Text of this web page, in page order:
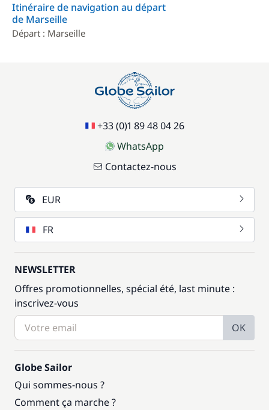
Itinéraire de navigation au départ
de Marseille
Départ : Marseille
+33 (0)1 89 48 04 26
WhatsApp
Contactez-nous
EUR
FR
NEWSLETTER
Offres promotionnelles, spécial été, last minute :
inscrivez-vous
OK
Globe Sailor
Qui sommes-nous ?
Comment ça marche ?